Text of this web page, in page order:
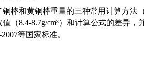
铜棒和黄铜棒重量的三种常用计算方法
（8.4-8.7g/cm³）和计算公式的差异
等国家标准。